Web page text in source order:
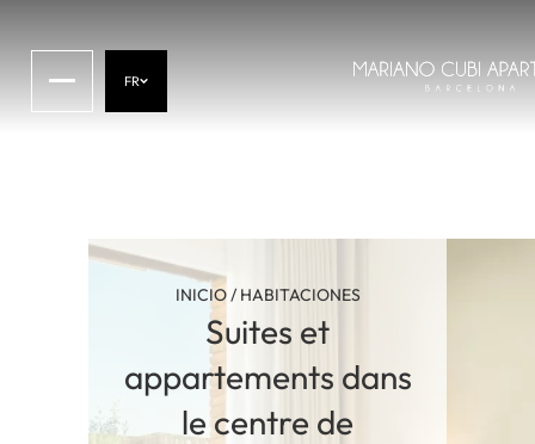
FR
INICIO/ HABITACIONES
Suites et
appartements dans
le centre de